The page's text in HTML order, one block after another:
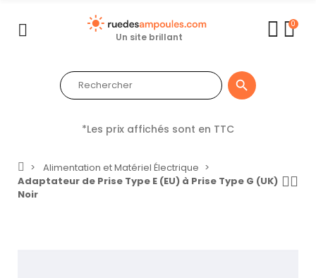
Un site brillant
0

*Les prix affichés sont en TTC
Alimentation et Matériel Électrique
Adaptateur de Prise Type E (EU) à Prise Type G (UK)
Noir